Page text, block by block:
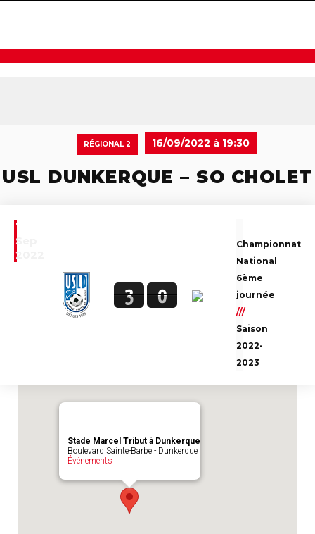
RÉGIONAL 2 16/09/2022 à 19:30
USL DUNKERQUE – SO CHOLET
16
Sep
2022
3 0
Championnat
National
6ème
journée
///
Saison
2022-
2023
Emplacement du match :
Stade Marcel
Stade Marcel Tribut à Dunkerque
Boulevard Sainte-Barbe - Dunkerque
Évènements